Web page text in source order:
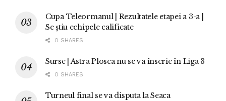
Cupa Teleormanul | Rezultatele etapei a 3-a |
Se știu echipele calificate
0 SHARES
Surse | Astra Plosca nu se va înscrie în Liga 3
0 SHARES
Turneul final se va disputa la Seaca